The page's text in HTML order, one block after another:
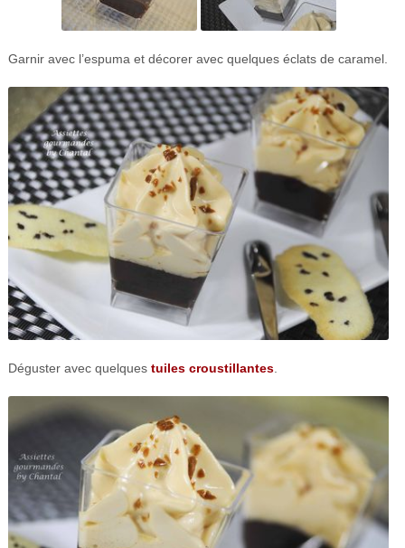
Garnir avec l’espuma et décorer avec quelques éclats de caramel.
Déguster avec quelquestuiles croustillantes.